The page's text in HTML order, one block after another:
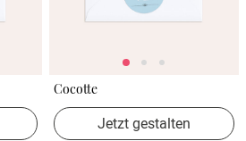
Cocotte
Jetzt gestalten